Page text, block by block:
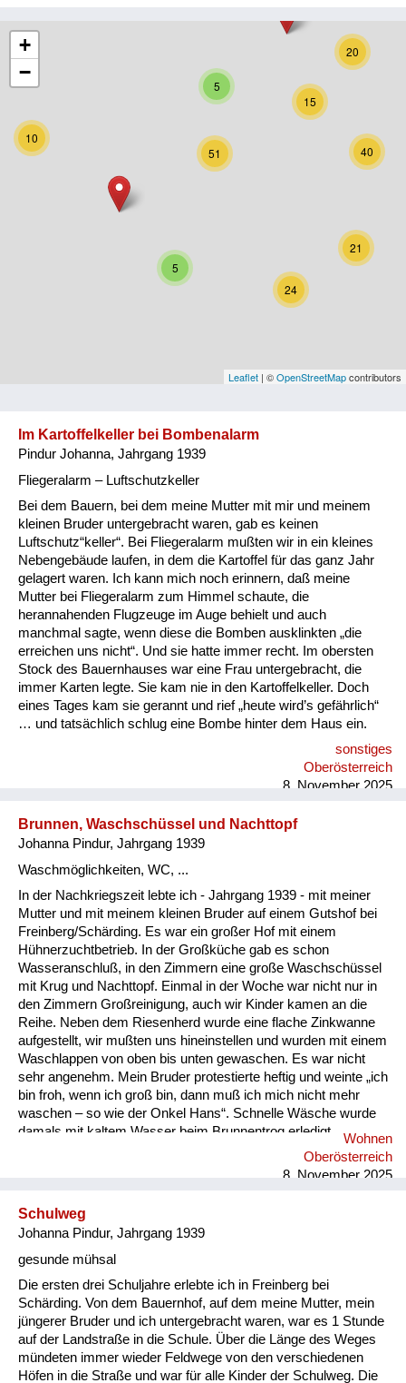
Bundesland
Burgenland
Kärnten
Salzburg
Vorarlberg
Kategorie
Besatzungsmächte
Frauen, Mütter, Kinder
Versorgung
Heimkehrer
Fluchtgeschichten
Familiengeschichten
Schule und Ausbildung
Wohnen
sonstiges
15
24
40
5
20
51
21
5
10
+
−
Leaflet | ©OpenStreetMapcontributors
Im Kartoffelkeller bei Bombenalarm
Pindur Johanna, Jahrgang 1939
Fliegeralarm – Luftschutzkeller
Bei dem Bauern, bei dem meine Mutter mit mir und meinem
kleinen Bruder untergebracht waren, gab es keinen
Luftschutz“keller“. Bei Fliegeralarm mußten wir in ein kleines
Nebengebäude laufen, in dem die Kartoffel für das ganz Jahr
gelagert waren. Ich kann mich noch erinnern, daß meine
Mutter bei Fliegeralarm zum Himmel schaute, die
herannahenden Flugzeuge im Auge behielt und auch
manchmal sagte, wenn diese die Bomben ausklinkten „die
erreichen uns nicht“. Und sie hatte immer recht. Im obersten
Stock des Bauernhauses war eine Frau untergebracht, die
immer Karten legte. Sie kam nie in den Kartoffelkeller. Doch
eines Tages kam sie gerannt und rief „heute wird’s gefährlich“
… und tatsächlich schlug eine Bombe hinter dem Haus ein.
sonstiges
Oberösterreich
8. November 2025
Brunnen, Waschschüssel und Nachttopf
Johanna Pindur, Jahrgang 1939
Waschmöglichkeiten, WC, ...
In der Nachkriegszeit lebte ich - Jahrgang 1939 - mit meiner
Mutter und mit meinem kleinen Bruder auf einem Gutshof bei
Freinberg/Schärding. Es war ein großer Hof mit einem
Hühnerzuchtbetrieb. In der Großküche gab es schon
Wasseranschluß, in den Zimmern eine große Waschschüssel
mit Krug und Nachttopf. Einmal in der Woche war nicht nur in
den Zimmern Großreinigung, auch wir Kinder kamen an die
Reihe. Neben dem Riesenherd wurde eine flache Zinkwanne
aufgestellt, wir mußten uns hineinstellen und wurden mit einem
Waschlappen von oben bis unten gewaschen. Es war nicht
sehr angenehm. Mein Bruder protestierte heftig und weinte „ich
bin froh, wenn ich groß bin, dann muß ich mich nicht mehr
waschen – so wie der Onkel Hans“. Schnelle Wäsche wurde
damals mit kaltem Wasser beim Brunnentrog erledigt.
Ansonsten im Zimmer mit warmen Wasser, das in der Küche
vom seitlich eingebauten Wasserbecken geholt wurde. Ich
Menschen am Ho...
Wohnen
Oberösterreich
8. November 2025
Schulweg
Johanna Pindur, Jahrgang 1939
gesunde mühsal
Die ersten drei Schuljahre erlebte ich in Freinberg bei
Schärding. Von dem Bauernhof, auf dem meine Mutter, mein
jüngerer Bruder und ich untergebracht waren, war es 1 Stunde
auf der Landstraße in die Schule. Über die Länge des Weges
mündeten immer wieder Feldwege von den verschiedenen
Höfen in die Straße und war für alle Kinder der Schulweg. Die